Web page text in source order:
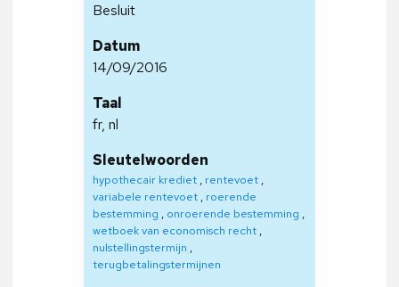
Besluit
Datum
14/09/2016
Taal
fr, nl
Sleutelwoorden
hypothecair krediet , rentevoet ,
variabele rentevoet , roerende
bestemming , onroerende bestemming ,
wetboek van economisch recht ,
nulstellingstermijn ,
terugbetalingstermijnen